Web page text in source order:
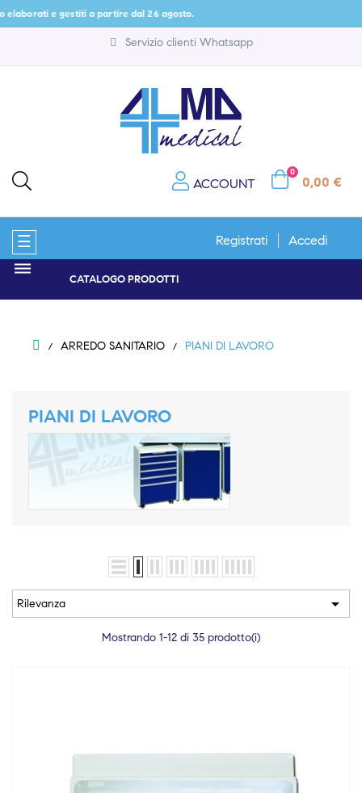
gestiti a partire dal 26 agosto.
Servizio clienti Whatsapp
ACCOUNT
0
0,00 €
navigazione
Toggle
☰ Registrati Accedi
CATALOGO PRODOTTI
ARREDO SANITARIO PIANI DI LAVORO
PIANI DI LAVORO
Rilevanza 
Mostrando 1-12 di 35 prodotto(i)